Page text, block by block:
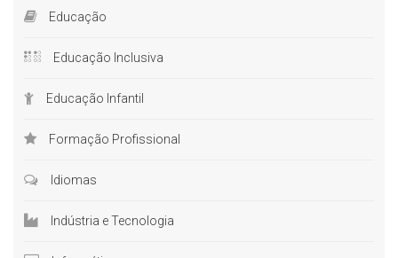
Educação
Educação Inclusiva
Educação Infantil
Formação Profissional
Idiomas
Indústria e Tecnologia